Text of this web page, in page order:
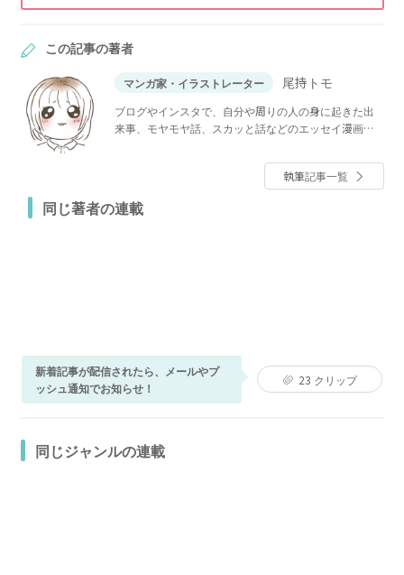
この記事の著者
マンガ家・イラストレーター 尾持トモ
ブログやインスタで、自分や周りの人の身に起きた出
来事、モヤモヤ話、スカッと話などのエッセイ漫画を
執筆記事一覧
同じ著者の連載
新着記事が配信されたら、メールやプ
ッシュ通知でお知らせ！
23 クリップ
同じジャンルの連載